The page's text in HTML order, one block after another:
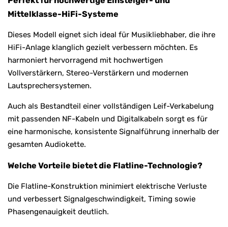
Mittelklasse-HiFi-Systeme
Dieses Modell eignet sich ideal für Musikliebhaber, die ihre
HiFi-Anlage klanglich gezielt verbessern möchten. Es
harmoniert hervorragend mit hochwertigen
Vollverstärkern, Stereo-Verstärkern und modernen
Lautsprechersystemen.
Auch als Bestandteil einer vollständigen Leif-Verkabelung
mit passenden NF-Kabeln und Digitalkabeln sorgt es für
eine harmonische, konsistente Signalführung innerhalb der
gesamten Audiokette.
Welche Vorteile bietet die Flatline-Technologie?
Die Flatline-Konstruktion minimiert elektrische Verluste
und verbessert Signalgeschwindigkeit, Timing sowie
Phasengenauigkeit deutlich.